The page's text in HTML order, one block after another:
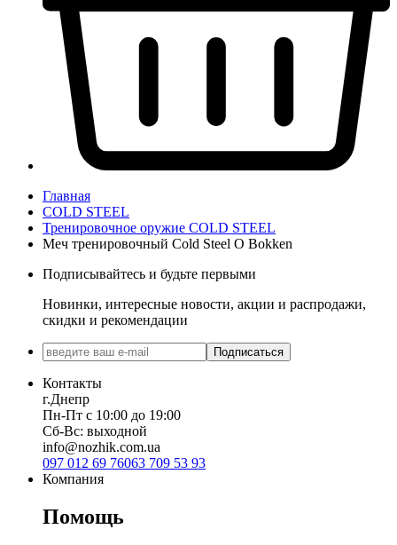
Главная
COLD STEEL
Тренировочное оружие COLD STEEL
Меч тренировочный Cold Steel O Bokken
Подписывайтесь и будьте первыми
Новинки, интересные новости, акции и распродажи,
скидки и рекомендации
Подписаться
Контакты
г.Днепр
Пн-Пт с 10:00 до 19:00
Сб-Вс: выходной
info@nozhik.com.ua
097 012 69 76063 709 53 93
Компания
Помощь